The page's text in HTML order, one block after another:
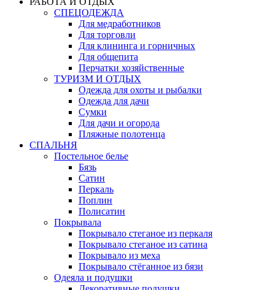
СПЕЦОДЕЖДА
Для медработников
Для торговли
Для клининга и горничных
Для общепита
Перчатки хозяйственные
ТУРИЗМ И ОТДЫХ
Одежда для охоты и рыбалки
Одежда для дачи
Сумки
Для дачи и огорода
Пляжные полотенца
СПАЛЬНЯ
Постельное белье
Бязь
Сатин
Перкаль
Поплин
Полисатин
Покрывала
Покрывало стеганое из перкаля
Покрывало стеганое из сатина
Покрывало из меха
Покрывало стёганное из бязи
Одеяла и подушки